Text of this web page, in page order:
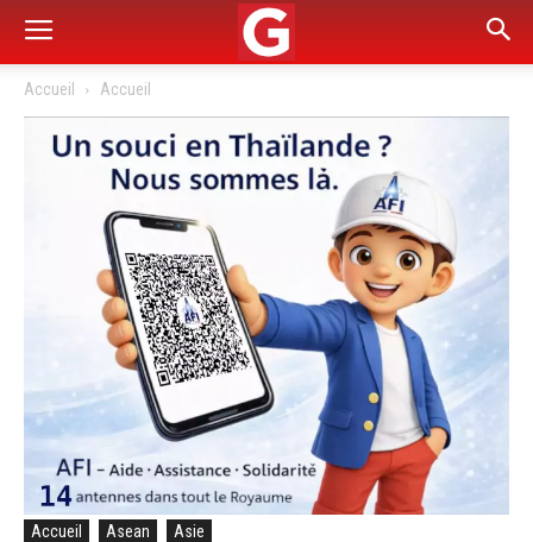
Accueil Accueil
Accueil Asean Asie